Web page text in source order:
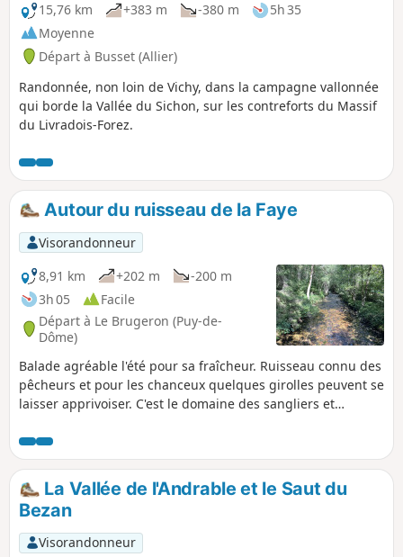
15,76 km
+383 m -380 m
5h 35
Moyenne
Départ à Busset (Allier)
Randonnée, non loin de Vichy, dans la campagne vallonnée
qui borde la Vallée du Sichon, sur les contreforts du Massif
du Livradois-Forez.
Autour du ruisseau de la Faye
Visorandonneur
8,91 km
+202 m
-200 m
3h 05
Facile
Départ à Le Brugeron (Puy-de-
Dôme)
Balade agréable l'été pour sa fraîcheur. Ruisseau connu des
pêcheurs et pour les chanceux quelques girolles peuvent se
laisser apprivoiser. C'est le domaine des sangliers et
(très vieille maison à droite), très important au début du 20e
siècle. Victime de l'exode rural, Montolas n'est plus que
ruines !La Vallée de l'Andrable et le Saut du
Bezan
Visorandonneur